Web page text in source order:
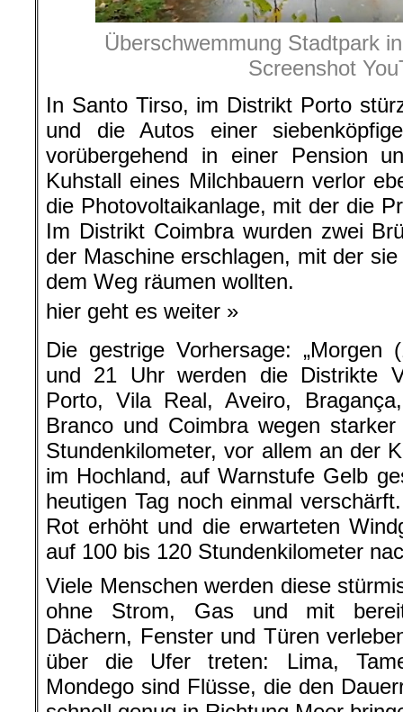
Überschwemmung Stadtpark
Screenshot
In Santo Tirso, im Distrikt Porto
und die Autos einer
vorübergehend in einer Pension
Kuhstall eines Milchbauern verlor
die Photovoltaikanlage, mit der die
Im Distrikt Coimbra wurden zwei
der Maschine erschlagen, mit der
dem Weg räumen wollten.
hier geht es weiter »
Die gestrige Vorhersage: „Morgen
und 21 Uhr werden die Distrikte
Porto, Vila Real, Aveiro,
Branco und Coimbra wegen
Stundenkilometer, vor allem an der
im Hochland, auf Warnstufe Gelb
heutigen Tag noch einmal
Rot erhöht und die erwarteten
auf 100 bis 120 Stundenkilometer
Viele Menschen werden diese
ohne Strom, Gas und mit
Dächern, Fenster und Türen
über die Ufer treten: Lima,
Mondego sind Flüsse, die den